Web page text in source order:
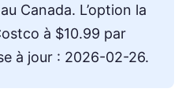
Canada. L’option la
à $10.99 par
à jour : 2026-02-26.